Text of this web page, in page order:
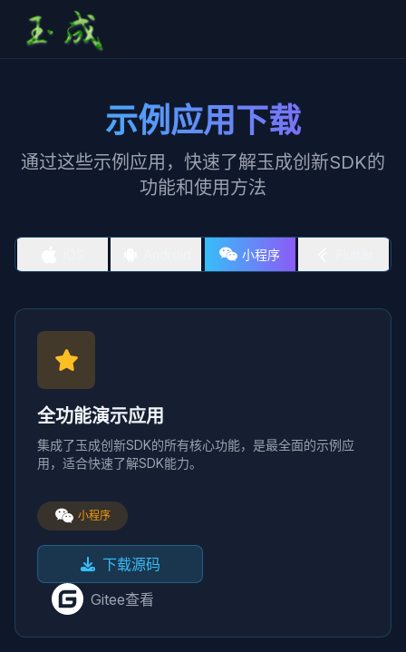
示例应用下载
通过这些示例应用，快速了解玉成创新SDK的
功能和使用方法
小程序
全功能演示应用
集成了玉成创新SDK的所有核心功能，是最全面的示例应
用，适合快速了解SDK能力。
小程序
下载源码
Gitee查看